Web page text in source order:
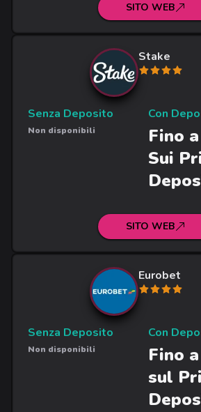
SITO WEB
Stake
Senza Deposito
Non disponibili
Con
Fino
Sui
SITO WEB
Eurobet
Senza Deposito
Non disponibili
Con
Fino
sul